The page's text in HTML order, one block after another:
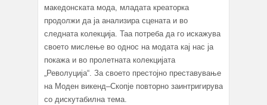
македонската мода, младата креаторка
продолжи да ја анализира сцената и во
следната колекција. Taa потреба да го искажува
своето мислење во однос на модата кај нас ja
покажа и во пролетната колекцијата
„Револуција“. За своето престојно преставување
на Моден викенд–Скопје повторно заинтригирува
со дискутабилна тема.